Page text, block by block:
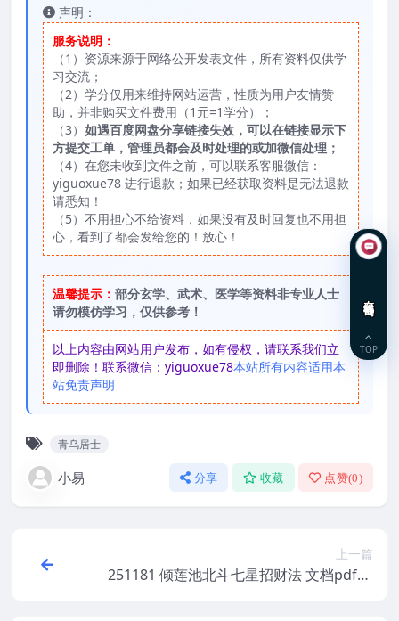
声明：
服务说明：
（1）资源来源于网络公开发表文件，所有资料仅供学
习交流；
（2）学分仅用来维持网站运营，性质为用户友情赞
助，并非购买文件费用（1元=1学分）；
（3） 如遇百度网盘分享链接失效，可以在链接显示下
方提交工单，管理员都会及时处理的或加微信处理；
（4）在您未收到文件之前，可以联系客服微信：
yiguoxue78 进行退款；如果已经获取资料是无法退款
请悉知！
（5）不用担心不给资料，如果没有及时回复也不用担
心，看到了都会发给您的！放心！
温馨提示： 部分玄学、武术、医学等资料非专业人士
请勿模仿学习，仅供参考！
以上内容由网站用户发布，如有侵权，请联系我们立
即删除！联系微信：yiguoxue78本站所有内容适用本
站免责声明
青乌居士
小易 分享 收藏 点赞(0)
上一篇
251181 倾莲池北斗七星招财法 文档pdf11
TOP